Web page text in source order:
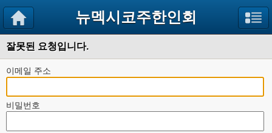
뉴멕시코주한인회
잘못된 요청입니다.
이메일 주소
비밀번호